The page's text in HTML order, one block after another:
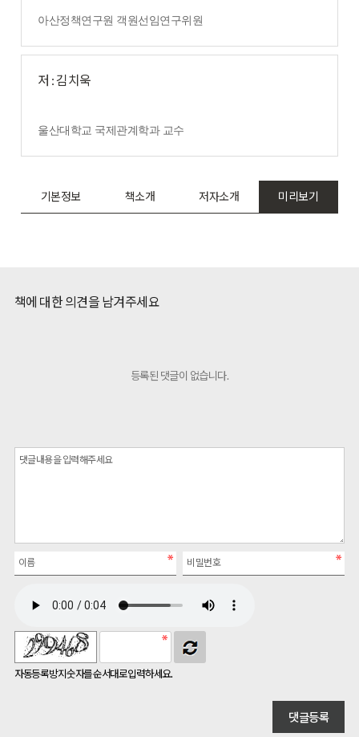
아산정책연구원 객원선임연구위원
저 : 김치욱
울산대학교 국제관계학과 교수
기본정보 책소개 저자소개 미리보기
책에 대한 의견을 남겨주세요
등록된 댓글이 없습니다.
자동등록방지 숫자를 순서대로 입력하세요.